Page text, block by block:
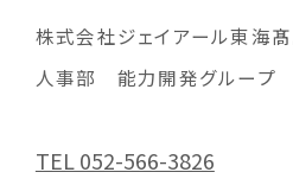
株式会社ジェイアール東海
人事部 能力開発グループ
TEL 052-566-3826